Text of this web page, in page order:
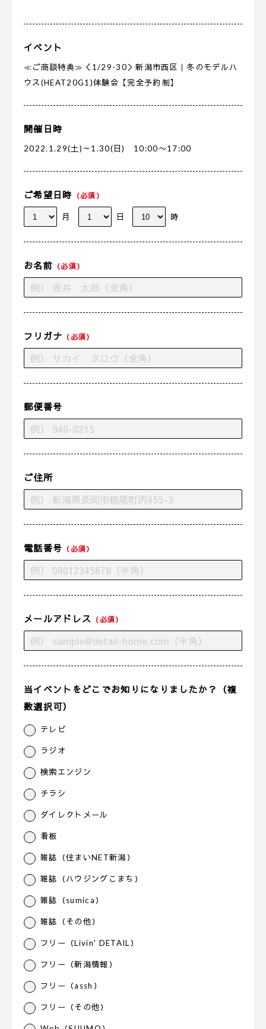
イベント
≪ご商談特典≫＜1/29-30＞新潟市西区｜冬のモデルハ
ウス(HEAT20G1)体験会【完全予約制】
開催日時
2022.1.29(土)～1.30(日) 10:00〜17:00
ご希望日時 （必須）
月 日 時
お名前 （必須）
フリガナ （必須）
郵便番号
ご住所
電話番号 （必須）
メールアドレス （必須）
当イベントをどこでお知りになりましたか？（複
数選択可）
テレビ
ラジオ
検索エンジン
チラシ
ダイレクトメール
看板
雑誌（住まいNET新潟）
雑誌（ハウジングこまち）
雑誌（sumica）
雑誌（その他）
フリー（Livin' DETAIL）
フリー（新潟情報）
フリー（assh）
フリー（その他）